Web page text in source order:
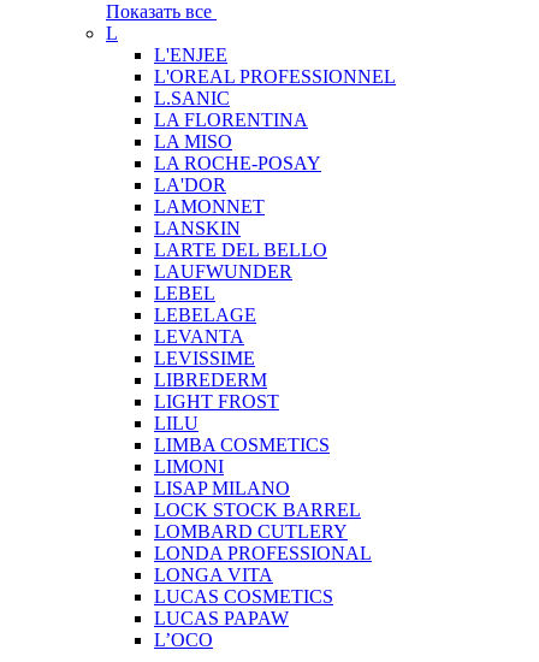
Показать все
L
L'ENJEE
L'OREAL PROFESSIONNEL
L.SANIC
LA FLORENTINA
LA MISO
LA ROCHE-POSAY
LA'DOR
LAMONNET
LANSKIN
LARTE DEL BELLO
LAUFWUNDER
LEBEL
LEBELAGE
LEVANTA
LEVISSIME
LIBREDERM
LIGHT FROST
LILU
LIMBA COSMETICS
LIMONI
LISAP MILANO
LOCK STOCK BARREL
LOMBARD CUTLERY
LONDA PROFESSIONAL
LONGA VITA
LUCAS COSMETICS
LUCAS PAPAW
L’OCO